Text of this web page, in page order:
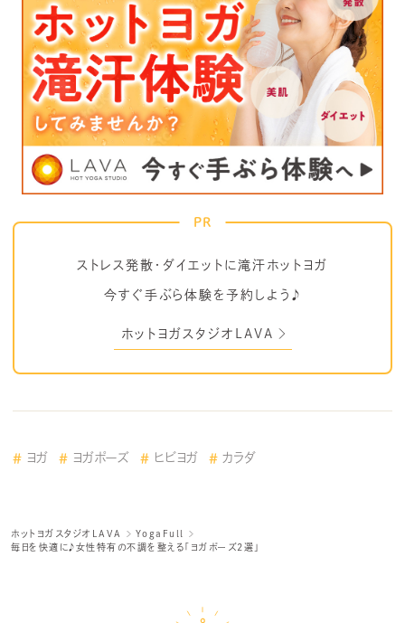
PR
ストレス発散・ダイエットに滝汗ホットヨガ
今すぐ手ぶら体験を予約しよう♪
ホットヨガスタジオLAVA
ヨガ ヨガポーズ ヒビヨガ カラダ
ホットヨガスタジオLAVA
YogaFull
毎日を快適に♪女性特有の不調を整える「ヨガポーズ2選」